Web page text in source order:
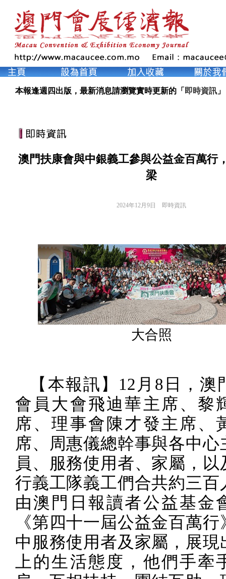
本報逢週四出版，最新消息請瀏覽實時更新的「 即時資訊 」
澳門扶康會與中銀義工參與公益金百萬行
梁
2024年12月9日 即時資訊
大合照
【本報訊】 12 月 8 日，澳
會員大會飛迪華主席、黎
席、理事會陳才發主席、
席、周惠儀總幹事與各中心
員、服務使用者、家屬，以
行義工隊義工們合共約三百
由澳門日報讀者公益基金
《第四十一屆公益金百萬
中服務使用者及家屬，展現
上的生活態度，他們手牽